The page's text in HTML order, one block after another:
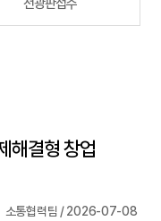
전광판접수
해결형 창업
소통협력팀 / 2026-07-08